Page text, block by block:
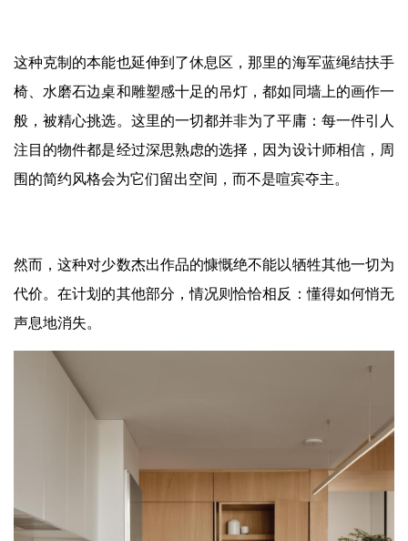
这种克制的本能也延伸到了休息区，那里的海军蓝绳结扶手
椅、水磨石边桌和雕塑感十足的吊灯，都如同墙上的画作一
般，被精心挑选。这里的一切都并非为了平庸：每一件引人
注目的物件都是经过深思熟虑的选择，因为设计师相信，周
围的简约风格会为它们留出空间，而不是喧宾夺主。
然而，这种对少数杰出作品的慷慨绝不能以牺牲其他一切为
代价。在计划的其他部分，情况则恰恰相反：懂得如何悄无
声息地消失。